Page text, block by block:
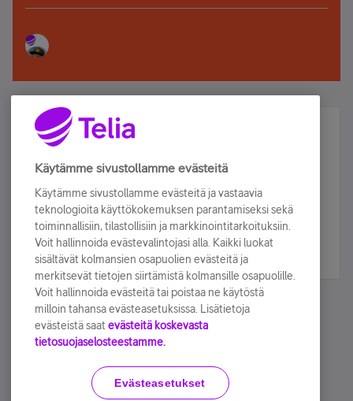
Älä jää paitsi – osallistu ja voita!
Tilaa Telian uutiskirje ja olet mukana arvonnassa.
sähköpostiisi.
Tilaa nyt
Käyttöehdot Accessibility statement
Käytämme sivustollamme evästeitä
Käytämme sivustollamme evästeitä ja vastaavia
teknologioita käyttökokemuksen parantamiseksi sekä
toiminnallisiin, tilastollisiin ja markkinointitarkoituksiin.
Voit hallinnoida evästevalintojasi alla. Kaikki luokat
sisältävät kolmansien osapuolien evästeitä ja
merkitsevät tietojen siirtämistä kolmansille osapuolille.
Voit hallinnoida evästeitä tai poistaa ne käytöstä
milloin tahansa evästeasetuksissa. Lisätietoja
evästeistä saat evästeitä koskevasta
tietosuojaselosteestamme.
Evästeasetukset